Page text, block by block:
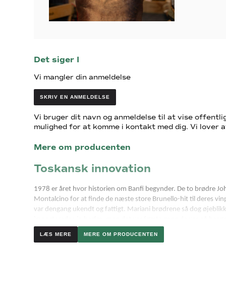
Det siger I
Vi mangler din anmeldelse
SKRIV EN ANMELDELSE
Vi bruger dit navn og anmeldelse til at vise
mulighed for at komme i kontakt med dig. Vi lover
Mere om producenten
Toskansk innovation
1978 er året hvor historien om Banfi begynder. De to brødre
Montalcino for at finde de næste store Brunello-hit til deres
var dengang ukendt og fattigt. Mariani brødrene så dog
Få år efter første besøg hos Poggio alle mura, køber Mariani
MERE OM PRODUCENTEN